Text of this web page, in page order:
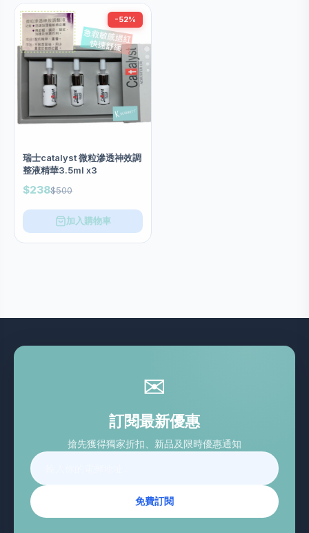
-52%
瑞士catalyst 微粒滲透神效調
整液精華3.5ml x3
$238$500
加入購物車
✉
訂閱最新優惠
搶先獲得獨家折扣、新品及限時優惠通知
免費訂閱